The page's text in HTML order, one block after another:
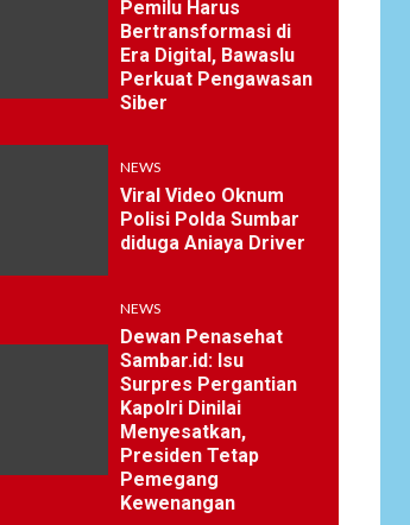
Pemilu Harus
Bertransformasi di
Era Digital, Bawaslu
Perkuat Pengawasan
Siber
NEWS
Viral Video Oknum
Polisi Polda Sumbar
diduga Aniaya Driver
NEWS
Dewan Penasehat
Sambar.id: Isu
Surpres Pergantian
Kapolri Dinilai
Menyesatkan,
Presiden Tetap
Pemegang
Kewenangan